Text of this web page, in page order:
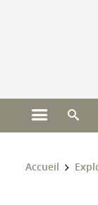
Ouvrir le
Vous êtes ici :
Accueil